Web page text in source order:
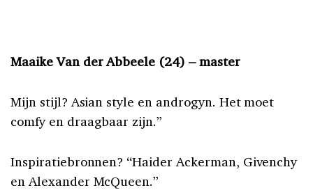
Maaike Van der Abbeele (24) – master
Mijn stijl? Asian style en androgyn. Het moet
comfy en draagbaar zijn.”
Inspiratiebronnen? “Haider Ackerman, Givenchy
en Alexander McQueen.”